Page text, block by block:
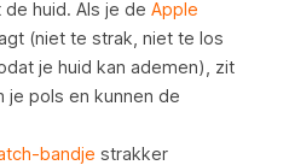
huid. Als je de Apple
(niet te strak, niet te los
je huid kan ademen), zit
je pols en kunnen de
bandje strakker